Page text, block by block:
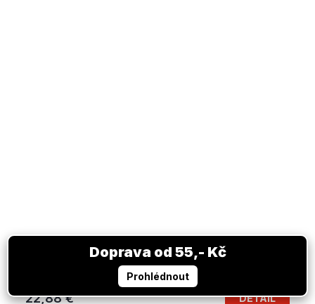
Míč BAYERN MNICHOV Club Home
Auf Lager
22,88 € DETAIL